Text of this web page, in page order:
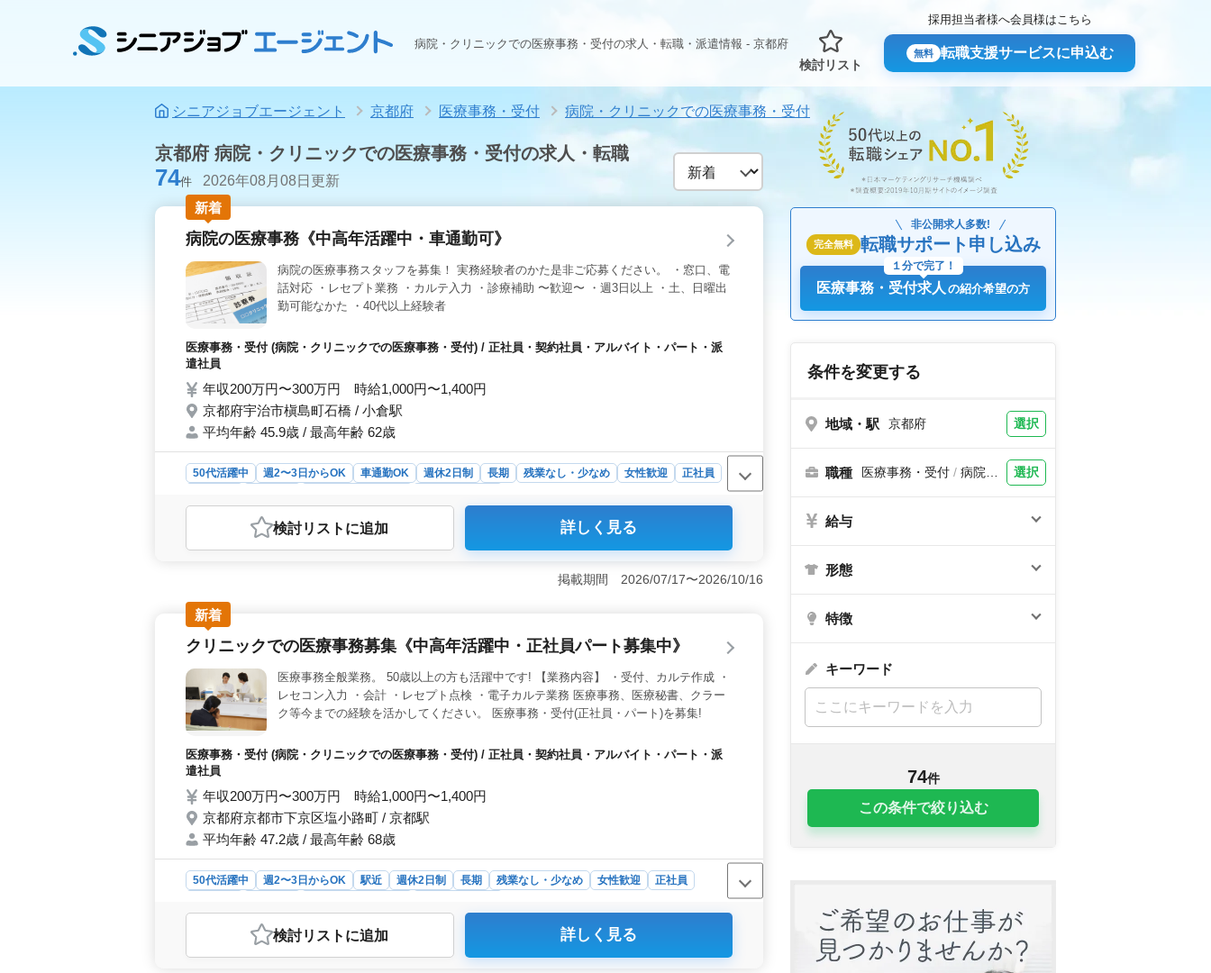
病院・クリニックでの医療事務・受付の求人・転職・派遣情報 - 京都府
検討リスト
採用担当者様へ会員様はこちら
無料 転職支援サービスに申込む
シニアジョブエージェント 京都府 医療事務・受付 病院・クリニックでの医療事務・受付
完全無料
非公開求人多数!
転職サポート申し込み
医療事務・受付求人 の紹介希望の方
１分で完了！
条件を変更する
地域・駅 京都府 選択
職種 医療事務・受付/ 病院事
選択
給与
形態
特徴
キーワード
74件
この条件で絞り込む
京都府 病院・クリニックでの医療事務・受付の求人・転職
74件
2026年08月08日更新
新着
病院の医療事務《中高年活躍中・車通勤可》
病院の医療事務スタッフを募集！ 実務経験者のかた是非ご応募ください。 ・窓口、電
話対応 ・レセプト業務 ・カルテ入力 ・診療補助 〜歓迎〜 ・週3日以上 ・土、日曜出
勤可能なかた ・40代以上経験者
医療事務・受付 (病院・クリニックでの医療事務・受付) / 正社員・契約社員・アルバイト・パート・派
遣社員
年収200万円〜300万円 時給1,000円〜1,400円
京都府宇治市槇島町石橋 / 小倉駅
平均年齢 45.9歳 / 最高年齢 62歳
50代活躍中 週2〜3日からOK 車通勤OK 週休2日制 長期 残業なし・少なめ 女性歓迎
正社員
おすすめポイント
＜勤務条件の柔軟性＞ この職場では、週3日の勤務も可能なシフト制で、個々のライフスタイ
も大切にできます。 ＜職場環境＞ 職場では、男女比もほぼ均等であり、中高年の方々も多
性＞ 車通勤が可能であり、通勤手当も支給されるため、通勤に関する負担が少なくなります。
検討リスト に追加 詳しく見る
掲載期間 2026/07/17〜2026/10/16
新着
クリニックでの医療事務募集《中高年活躍中・正社員パート募集中》
医療事務全般業務。 50歳以上の方も活躍中です! 【業務内容】 ・受付、カルテ作成 ・
レセコン入力 ・会計 ・レセプト点検 ・電子カルテ業務 医療事務、医療秘書、クラー
ク等今までの経験を活かしてください。 医療事務・受付(正社員・パート)を募集!
医療事務・受付 (病院・クリニックでの医療事務・受付) / 正社員・契約社員・アルバイト・パート・派
遣社員
年収200万円〜300万円 時給1,000円〜1,400円
京都府京都市下京区塩小路町 / 京都駅
平均年齢 47.2歳 / 最高年齢 68歳
50代活躍中 週2〜3日からOK 駅近 週休2日制 長期 残業なし・少なめ 女性歓迎
正社員
おすすめポイント
＜仕事の内容と環境＞ 医療事務として、受付業務、カルテの作成、レセコンの入力、会計業
検討リスト に追加 詳しく見る